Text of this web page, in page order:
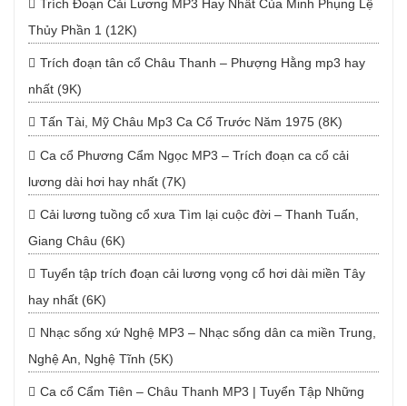
Trích Đoạn Cải Lương MP3 Hay Nhất Của Minh Phụng Lệ
Thủy Phần 1 (12K)
Trích đoạn tân cổ Châu Thanh – Phượng Hằng mp3 hay
nhất (9K)
Tấn Tài, Mỹ Châu Mp3 Ca Cổ Trước Năm 1975 (8K)
Ca cổ Phương Cẩm Ngọc MP3 – Trích đoạn ca cổ cải
lương dài hơi hay nhất (7K)
Cải lương tuồng cổ xưa Tìm lại cuộc đời – Thanh Tuấn,
Giang Châu (6K)
Tuyển tập trích đoạn cải lương vọng cổ hơi dài miền Tây
hay nhất (6K)
Nhạc sống xứ Nghệ MP3 – Nhạc sống dân ca miền Trung,
Nghệ An, Nghệ Tĩnh (5K)
Ca cổ Cẩm Tiên – Châu Thanh MP3 | Tuyển Tập Những